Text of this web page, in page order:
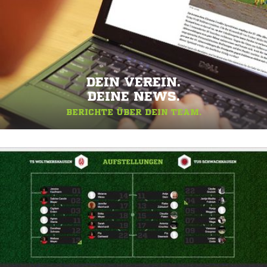
DEIN VEREIN.
DEINE NEWS.
BERICHTE ÜBER DEIN TEAM.